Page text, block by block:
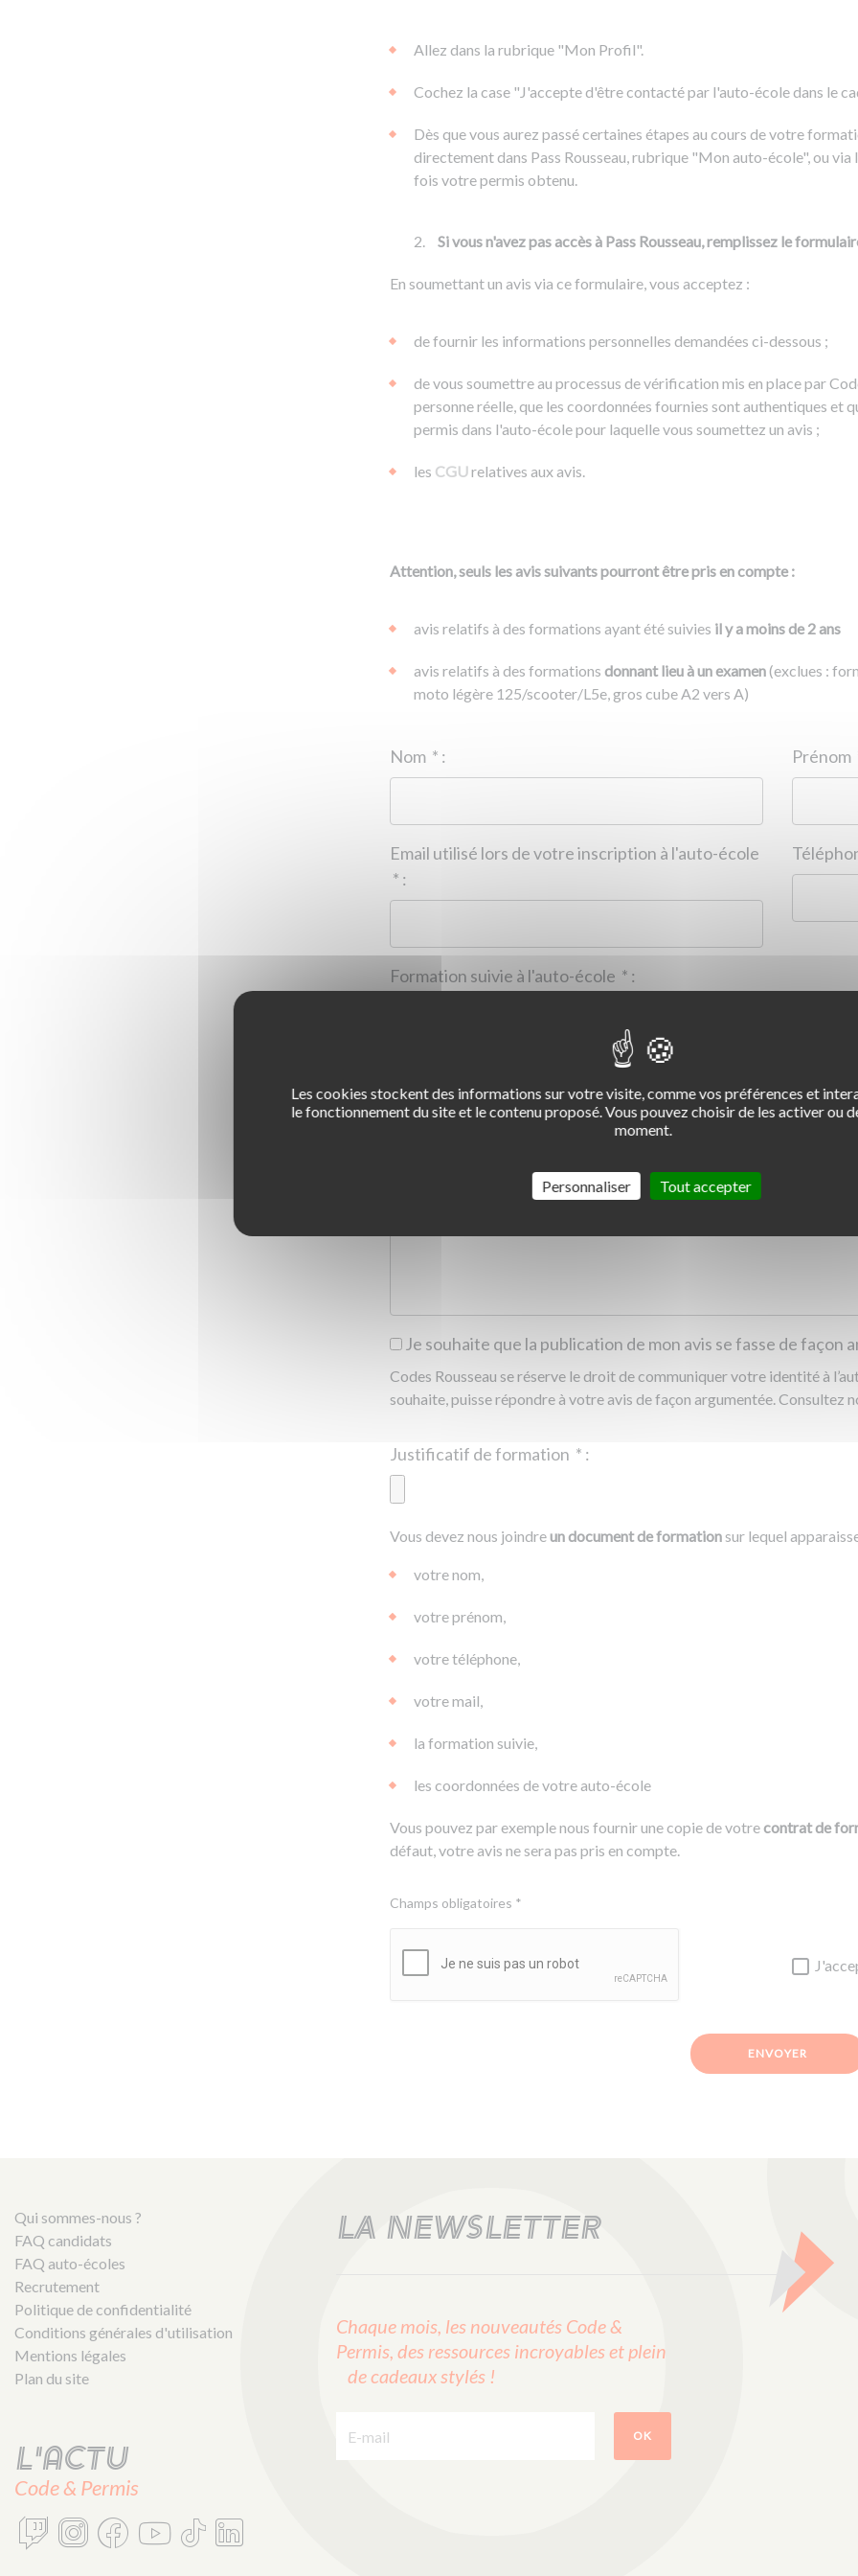
Allez dans la rubrique "Mon Profil".
Cochez la case "J'accepte d'être contacté par l'auto-école dans le
Dès que vous aurez passé certaines étapes au cours de votre
directement dans Pass Rousseau, rubrique "Mon auto-école", ou
fois votre permis obtenu.
Si vous n'avez pas accès à Pass Rousseau, remplissez le
En soumettant un avis via ce formulaire, vous acceptez :
de fournir les informations personnelles demandées ci-dessous ;
de vous soumettre au processus de vérification mis en place par
personne réelle, que les coordonnées fournies sont authentiques et
permis dans l'auto-école pour laquelle vous soumettez un avis ;
les CGUrelatives aux avis.
Attention, seuls les avis suivants pourront être pris en compte :
avis relatifs à des formations ayant été suivies il y a moins de 2 ans
avis relatifs à des formations donnant lieu à un examen(exclues :
moto légère 125/scooter/L5e, gros cube A2 vers A)
* :
Email utilisé lors de votre inscription à l'auto-école
* :
* :
1
2 3 4
Je souhaite que la publication de mon avis se fasse de façon
Codes Rousseau se réserve le droit de communiquer votre identité à
souhaite, puisse répondre à votre avis de façon argumentée. Consultez
* :
||0.00 Ko
Vous devez nous joindreun document de formation sur lequel
votre nom,
votre prénom,
votre téléphone,
votre mail,
la formation suivie,
les coordonnées de votre auto-école
Vous pouvez par exemple nous fournir une copie de votrecontrat de
défaut, votre avis ne sera pas pris en compte.
Champs obligatoires *
ENVOYER
Qui sommes-nous ?
FAQ candidats
FAQ auto-écoles
Recrutement
Politique de confidentialité
Conditions générales d'utilisation
Mentions légales
Plan du site
L'actu
Code & Permis
LA NEWSLETTER
Chaque mois, les nouveautés Code &
Permis, des ressources incroyables et plein
de cadeaux stylés !
OK
Les cookies stockent des informations sur votre visite, comme vos préférences et
le fonctionnement du site et le contenu proposé. Vous pouvez choisir de les activer ou
moment.
Tout accepter
Personnaliser